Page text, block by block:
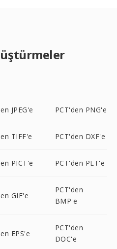
JPEG'e PCT'den PNG'e
TIFF'e PCT'den DXF'e
PICT'e PCT'den PLT'e
GIF'e
PCT'den
BMP'e
EPS'e
PCT'den
DOC'e